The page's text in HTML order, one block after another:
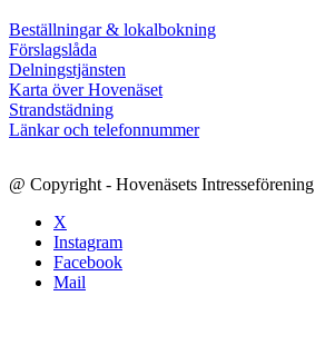
Beställningar & lokalbokning
Förslagslåda
Delningstjänsten
Karta över Hovenäset
Strandstädning
Länkar och telefonnummer
@ Copyright - Hovenäsets Intresseförening
X
Instagram
Facebook
Mail